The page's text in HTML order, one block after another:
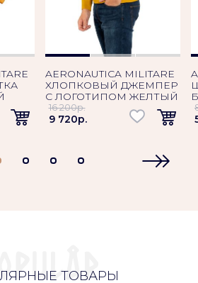
AERONAUTICA MILITARE
ХЛОПКОВЫЙ ДЖЕМПЕР
С ЛОГОТИПОМ ЖЕЛТЫЙ
16 200p.
9 720p.
ТОВАРЫ